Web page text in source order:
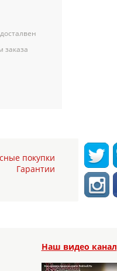
заказа
покупки
Гарантии
Наш видео канал